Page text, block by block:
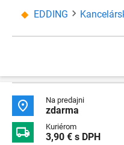
EDDING
 Na predajni
zdarma
 Kuriérom
3,90 € s DPH